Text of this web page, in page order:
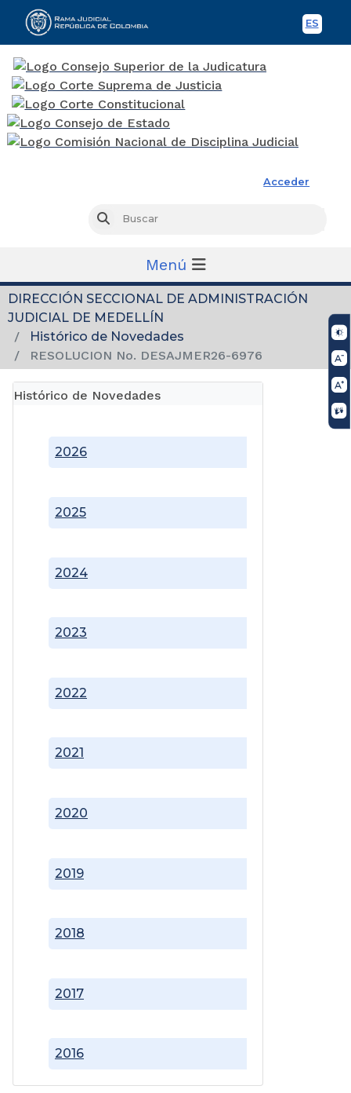
ES
Acceder
Buscar
Menú
DIRECCIÓN SECCIONAL DE ADMINISTRACIÓN
JUDICIAL DE MEDELLÍN
Histórico de Novedades
RESOLUCION No. DESAJMER26-6976
Histórico de Novedades
2016
2017
2018
2019
2020
2021
2022
2023
2024
2025
2026